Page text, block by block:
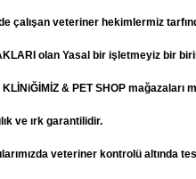
çalışan veteriner hekimlermiz
olan Yasal bir işletmeyiz bir
KLİNiĞİMİZ & PET SHOP mağazaları
ve ırk garantilidir.
veteriner kontrolü altında